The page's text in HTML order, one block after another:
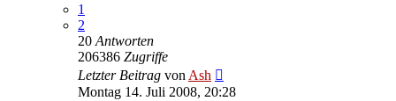
1
2
20 Antworten
206386 Zugriffe
Letzter Beitrag von Ash
Montag 14. Juli 2008, 20:28